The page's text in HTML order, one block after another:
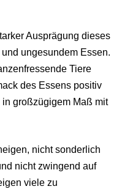
Ausprägung dieses
ungesundem Essen.
Tiere
des Essens positiv
großzügigem Maß mit
nicht sonderlich
nicht zwingend auf
viele zu